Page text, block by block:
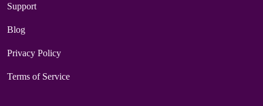
Support
Blog
Privacy Policy
Terms of Service